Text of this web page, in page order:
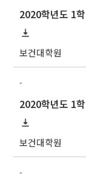
2020학년도 1
보건대학원
-
보건대학원
-